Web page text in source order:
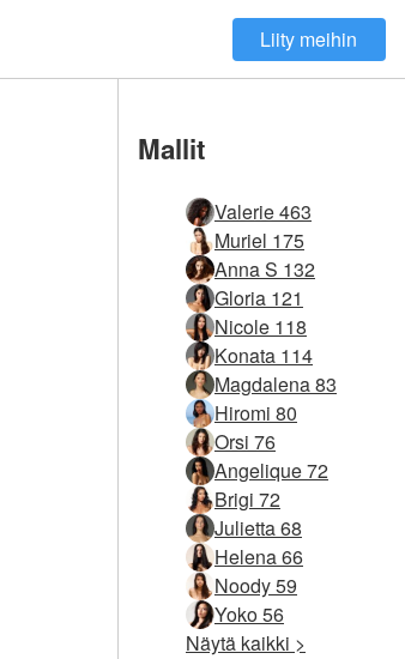
Liity meihin
Mallit
Valerie 463
Muriel 175
Anna S 132
Gloria 121
Nicole 118
Konata 114
Magdalena 83
Hiromi 80
Orsi 76
Angelique 72
Brigi 72
Julietta 68
Helena 66
Noody 59
Yoko 56
Näytä kaikki >